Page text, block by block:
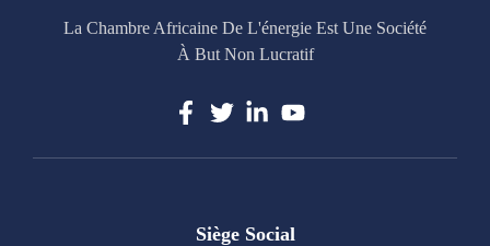
La Chambre Africaine De L'énergie Est Une Société
À But Non Lucratif
Siège Social